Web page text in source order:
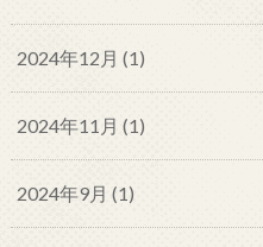
2024年12月 (1)
2024年11月 (1)
2024年9月 (1)